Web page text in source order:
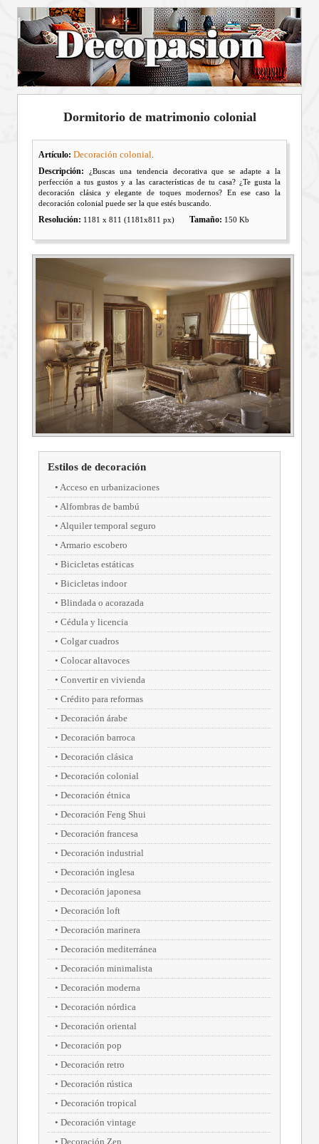
Dormitorio de matrimonio colonial
Artículo: Decoración colonial.
Descripción:
¿Buscas una tendencia decorativa que se adapte a la
perfección a tus gustos y a las características de tu casa? ¿Te gusta la
decoración clásica y elegante de toques modernos? En ese caso la
decoración colonial puede ser la que estés buscando.
Resolución: 1181 x 811 (1181x811 px) Tamaño: 150 Kb
Estilos de decoración
Acceso en urbanizaciones
Alfombras de bambú
Alquiler temporal seguro
Armario escobero
Bicicletas estáticas
Bicicletas indoor
Blindada o acorazada
Cédula y licencia
Colgar cuadros
Colocar altavoces
Convertir en vivienda
Crédito para reformas
Decoración árabe
Decoración barroca
Decoración clásica
Decoración colonial
Decoración étnica
Decoración Feng Shui
Decoración francesa
Decoración industrial
Decoración inglesa
Decoración japonesa
Decoración loft
Decoración marinera
Decoración mediterránea
Decoración minimalista
Decoración moderna
Decoración nórdica
Decoración oriental
Decoración pop
Decoración retro
Decoración rústica
Decoración tropical
Decoración vintage
Decoración Zen